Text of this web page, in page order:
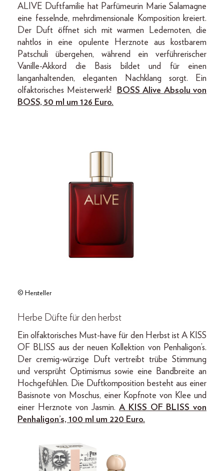
ALIVE Duftfamilie hat Parfümeurin Marie Salamagne
eine fesselnde, mehrdimensionale Komposition kreiert.
Der Duft öffnet sich mit warmen Ledernoten, die
nahtlos in eine opulente Herznote aus kostbarem
Patschuli übergehen, während ein verführerischer
Vanille-Akkord die Basis bildet und für einen
langanhaltenden, eleganten Nachklang sorgt. Ein
olfaktorisches Meisterwerk! BOSS Alive Absolu von
BOSS, 50 ml um 126 Euro.
© Hersteller
Herbe Düfte für den herbst
Ein olfaktorisches Must-have für den Herbst ist A KISS
OF BLISS aus der neuen Kollektion von Penhaligon’s.
Der cremig-würzige Duft vertreibt trübe Stimmung
und versprüht Optimismus sowie eine Bandbreite an
Hochgefühlen. Die Duftkomposition besteht aus einer
Basisnote von Moschus, einer Kopfnote von Klee und
einer Herznote von Jasmin. A KISS OF BLISS von
Penhaligon’s, 100 ml um 220 Euro.